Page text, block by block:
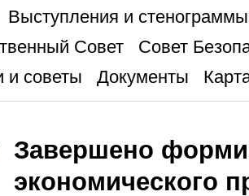
Выступления и стенограммы
Совет
Совет
и советы
Документы
Завершено
экономического